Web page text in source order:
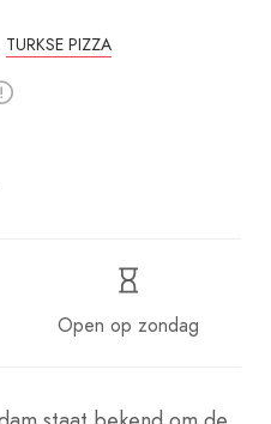
TURKSE PIZZA
Open op zondag